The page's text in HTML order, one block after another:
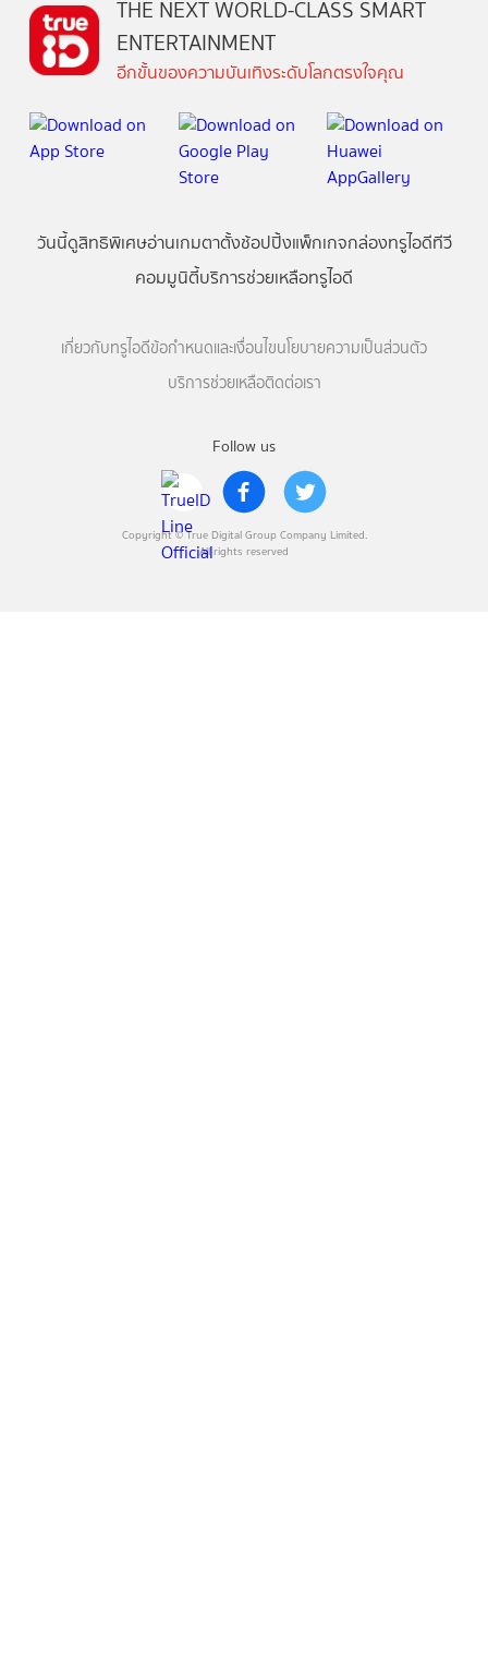
Follow us
Copyright © True Digital Group Company Limited.
All rights reserved
THE NEXT WORLD-CLASS SMART
ENTERTAINMENT
อีกขั้นของความบันเทิงระดับโลกตรงใจคุณ
วันนี้ดูสิทธิพิเศษอ่านเกมตาตั้งช้อปปิ้งแพ็กเกจกล่องทรูไอดีทีวี
คอมมูนิตี้บริการช่วยเหลือทรูไอดี
เกี่ยวกับทรูไอดีข้อกำหนดและเงื่อนไขนโยบายความเป็นส่วนตัว
บริการช่วยเหลือติดต่อเรา